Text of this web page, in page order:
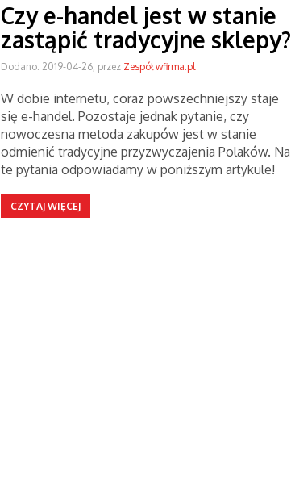
Czy e-handel jest w stanie
zastąpić tradycyjne sklepy?
Dodano: 2019-04-26, przez Zespół wfirma.pl
W dobie internetu, coraz powszechniejszy staje
się e-handel. Pozostaje jednak pytanie, czy
nowoczesna metoda zakupów jest w stanie
odmienić tradycyjne przyzwyczajenia Polaków. Na
te pytania odpowiadamy w poniższym artykule!
CZYTAJ WIĘCEJ